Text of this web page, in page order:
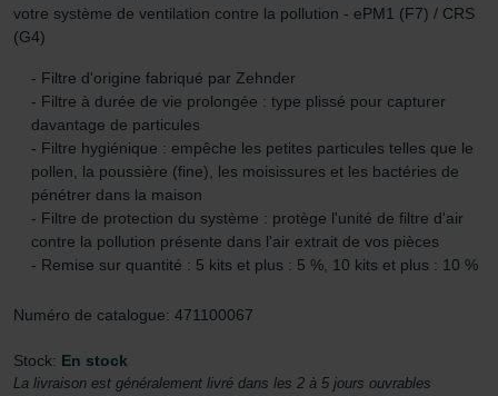
votre système de ventilation contre la pollution - ePM1 (F7) / CRS
(G4)
- Filtre d'origine fabriqué par Zehnder
- Filtre à durée de vie prolongée : type plissé pour capturer
davantage de particules
- Filtre hygiénique : empêche les petites particules telles que le
pollen, la poussière (fine), les moisissures et les bactéries de
pénétrer dans la maison
- Filtre de protection du système : protège l'unité de filtre d'air
contre la pollution présente dans l'air extrait de vos pièces
- Remise sur quantité : 5 kits et plus : 5 %, 10 kits et plus : 10 %
Numéro de catalogue: 471100067
Stock: En stock
La livraison est généralement livré dans les 2 à 5 jours ouvrables